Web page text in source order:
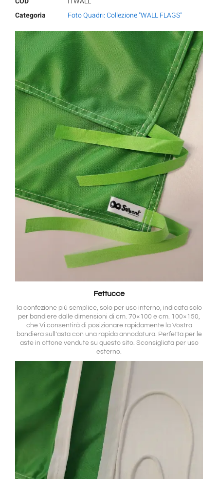
Categoria
Foto Quadri: Collezione "WALL FLAGS"
Fettucce
la confezione più semplice, solo per uso interno, indicata solo
per bandiere dalle dimensioni di cm. 70×100 e cm. 100×150,
che Vi consentirà di posizionare rapidamente la Vostra
bandiera sull’asta con una rapida annodatura. Perfetta per le
aste in ottone vendute su questo sito. Sconsigliata per uso
esterno.